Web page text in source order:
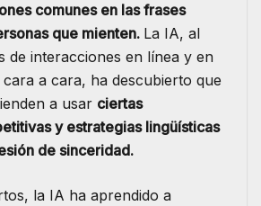
comunes en las frases
que mienten. La IA, al
de interacciones en línea y en
a cara, ha descubierto que
a usar ciertas
y estrategias lingüísticas
de sinceridad.
la IA ha aprendido a